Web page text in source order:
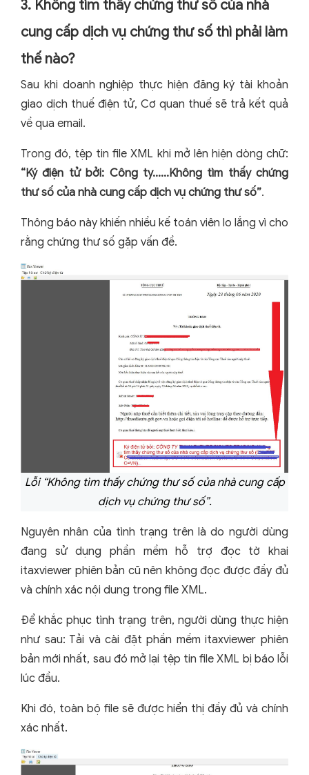
3. Không tìm thấy chứng thư số của nhà
cung cấp dịch vụ chứng thư số thì phải làm
thế nào?
Sau khi doanh nghiệp thực hiện đăng ký tài khoản
giao dịch thuế điện tử, Cơ quan thuế sẽ trả kết quả
về qua email.
Trong đó, tệp tin file XML khi mở lên hiện dòng chữ:
“Ký điện tử bởi: Công ty......Không tìm thấy chứng
thư số của nhà cung cấp dịch vụ chứng thư số”.
Thông báo này khiến nhiều kế toán viên lo lắng vì cho
rằng chứng thư số gặp vấn đề.
Lỗi “Không tìm thấy chứng thư số của nhà cung cấp
dịch vụ chứng thư số”.
Nguyên nhân của tình trạng trên là do người dùng
đang sử dụng phần mềm hỗ trợ đọc tờ khai
itaxviewer phiên bản cũ nên không đọc được đầy đủ
và chính xác nội dung trong file XML.
Để khắc phục tình trạng trên, người dùng thực hiện
như sau: Tải và cài đặt phần mềm itaxviewer phiên
bản mới nhất, sau đó mở lại tệp tin file XML bị báo lỗi
lúc đầu.
Khi đó, toàn bộ file sẽ được hiển thị đầy đủ và chính
xác nhất.